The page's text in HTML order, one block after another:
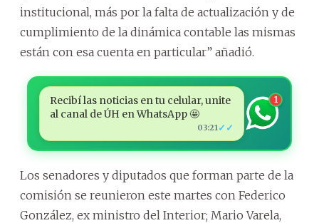
institucional, más por la falta de actualización y de
cumplimiento de la dinámica contable las mismas
están con esa cuenta en particular” añadió.
Recibí las noticias en tu celular, unite
al canal de ÚH en WhatsApp 🤩
03:21 ✓✓
1
Los senadores y diputados que forman parte de la
comisión se reunieron este martes con Federico
González, ex ministro del Interior; Mario Varela,